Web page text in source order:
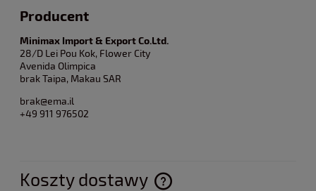
Producent
Minimax Import & Export Co.Ltd.
28/D Lei Pou Kok, Flower City
Avenida Olimpica
brak Taipa, Makau SAR
brak@ema.il
+49 911 976502
Koszty dostawy
Cena nie zawiera ewentualnych kosztów płatności